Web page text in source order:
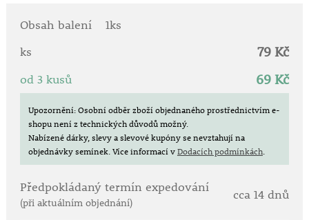
Obsah balení
1ks
ks
79 Kč
od 3 kusů 69 Kč
Upozornění: Osobní odběr zboží objednaného prostřednictvím e-
shopu není z technických důvodů možný.
Nabízené dárky, slevy a slevové kupóny se nevztahují na
objednávky semínek.Více informací vDodacích podmínkách.
Předpokládaný termín expedování
(při aktuálním objednání)
cca 14 dnů